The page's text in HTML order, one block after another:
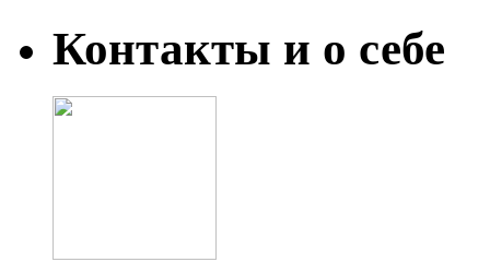
Контакты и о себе